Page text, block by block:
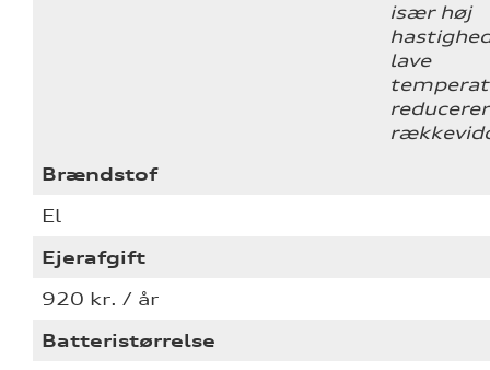
især høj
lave
reducerer
Brændstof
El
Ejerafgift
920 kr. / år
Batteristørrelse